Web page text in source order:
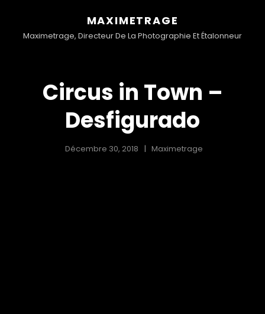
MAXIMETRAGE
Maximetrage, Directeur De La Photographie Et Étalonneur
Circus in Town –
Desfigurado
Décembre 30, 2018 Maximetrage